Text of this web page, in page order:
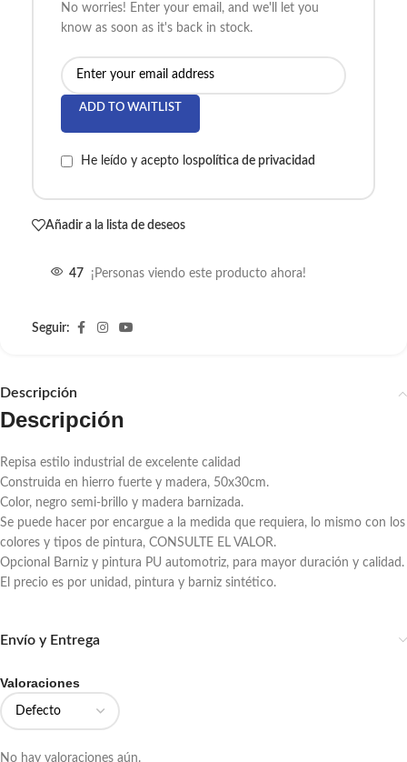
No worries! Enter your email, and we'll let you
know as soon as it's back in stock.
ADD TO WAITLIST
He leído y acepto lospolítica de privacidad
Añadir a la lista de deseos
47 ¡Personas viendo este producto ahora!
Seguir:
Descripción
Descripción
Repisa estilo industrial de excelente calidad
Construida en hierro fuerte y madera, 50x30cm.
Color, negro semi-brillo y madera barnizada.
Se puede hacer por encargue a la medida que requiera, lo mismo con los
colores y tipos de pintura, CONSULTE EL VALOR.
Opcional Barniz y pintura PU automotriz, para mayor duración y calidad.
El precio es por unidad, pintura y barniz sintético.
Envío y Entrega
Valoraciones
No hay valoraciones aún.